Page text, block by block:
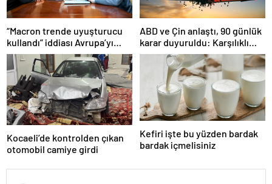
“Macron trende uyuşturucu
kullandı” iddiası Avrupa’yı
karıştırmıştı: Fransa’dan
“peçeteli” yalanlama geldi!
ABD ve Çin anlaştı, 90 günlük
karar duyuruldu: Karşılıklı
tarife indirimi geldi!
Kocaeli’de kontrolden çıkan
otomobil camiye girdi
Kefiri işte bu yüzden bardak
bardak içmelisiniz